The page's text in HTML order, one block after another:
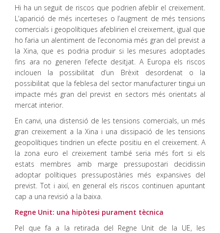
Hi ha un seguit de riscos que podrien afeblir el creixement.
L’aparició de més incerteses o l’augment de més tensions
comercials i geopolítiques afeblirien el creixement, igual que
ho faria un alentiment de l’economia més gran del previst a
la Xina, que es podria produir si les mesures adoptades
fins ara no generen l’efecte desitjat. A Europa els riscos
inclouen la possibilitat d’un Brèxit desordenat o la
possibilitat que la feblesa del sector manufacturer tingui un
impacte més gran del previst en sectors més orientats al
mercat interior.
En canvi, una distensió de les tensions comercials, un més
gran creixement a la Xina i una dissipació de les tensions
geopolítiques tindrien un efecte positiu en el creixement. A
la zona euro el creixement també seria més fort si els
estats membres amb marge pressupostari decidissin
adoptar polítiques pressupostàries més expansives del
previst. Tot i així, en general els riscos continuen apuntant
cap a una revisió a la baixa.
Regne Unit: una hipòtesi purament tècnica
Pel que fa a la retirada del Regne Unit de la UE, les